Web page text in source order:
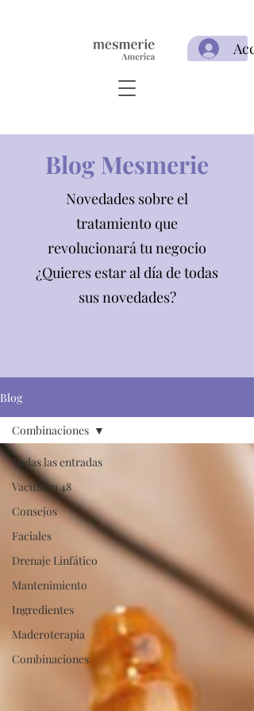
Blog Mesmerie
Novedades sobre el
tratamiento que
revolucionará tu negocio
¿Quieres estar al día de todas
sus novedades?
Blog
Todas las entradas
VacuSlim 48
Consejos
Faciales
Drenaje Linfático
Mantenimiento
Ingredientes
Maderoterapia
Combinaciones
Combinaciones